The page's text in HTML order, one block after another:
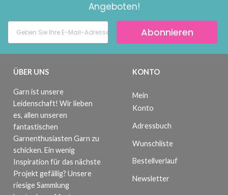
Angeboten!
Abonnieren
ÜBER UNS
Garn ist unsere
Leidenschaft! Wir lieben
es, allen unseren
fantastischen
Garnenthusiasten Garn zu
schicken. Ein wenig
Inspiration für das nächste
Projekt gefällig? Unsere
riesige Sammlung
KONTO
Mein
Konto
Adressbuch
Wunschliste
Bestellverlauf
Newsletter